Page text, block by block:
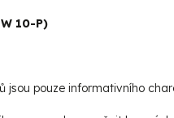
10-P)
jsou pouze informativního